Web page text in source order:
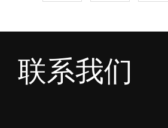
联系我们